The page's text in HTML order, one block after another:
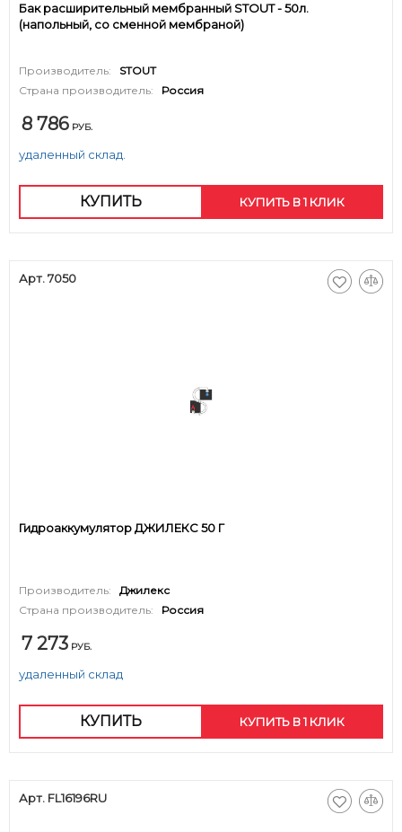
Бак расширительный мембранный STOUT - 50л.
(напольный, со сменной мембраной)
Производитель:
STOUT
Страна производитель:
Россия
8 786 РУБ.
удаленный склад.
КУПИТЬ КУПИТЬ В 1 КЛИК
Арт. 7050
Гидроаккумулятор ДЖИЛЕКС 50 Г
Производитель:
Джилекс
Страна производитель:
Россия
7 273 РУБ.
удаленный склад
КУПИТЬ КУПИТЬ В 1 КЛИК
Арт. FL16196RU